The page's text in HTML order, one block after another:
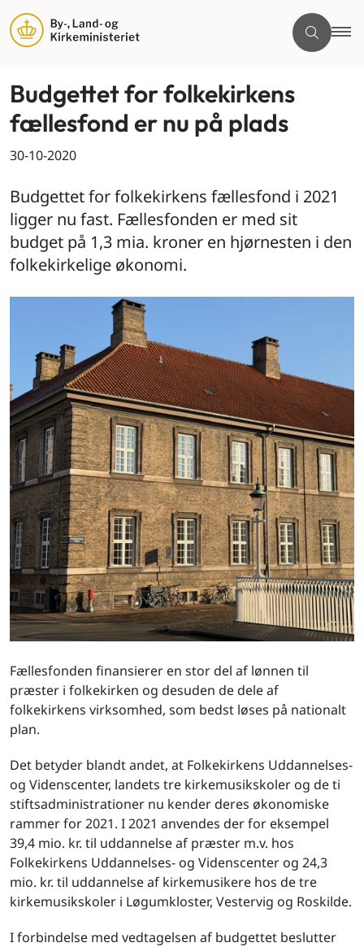
Budgettet for folkekirkens
fællesfond er nu på plads
30-10-2020
Budgettet for folkekirkens fællesfond i 2021
ligger nu fast. Fællesfonden er med sit
budget på 1,3 mia. kroner en hjørnesten i den
folkekirkelige økonomi.
Fællesfonden finansierer en stor del af lønnen til
præster i folkekirken og desuden de dele af
folkekirkens virksomhed, som bedst løses på nationalt
plan.
Det betyder blandt andet, at Folkekirkens Uddannelses-
og Videnscenter, landets tre kirkemusikskoler og de ti
stiftsadministrationer nu kender deres økonomiske
rammer for 2021. I 2021 anvendes der for eksempel
39,4 mio. kr. til uddannelse af præster m.v. hos
Folkekirkens Uddannelses- og Videnscenter og 24,3
mio. kr. til uddannelse af kirkemusikere hos de tre
kirkemusikskoler i Løgumkloster, Vestervig og Roskilde.
I forbindelse med vedtagelsen af budgettet beslutter